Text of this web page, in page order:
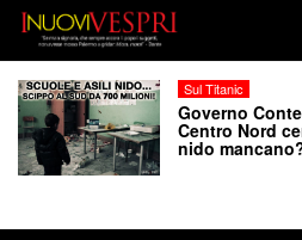
Sul Titanic
Governo
Centro Nord
nido